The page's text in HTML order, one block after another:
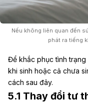
Nếu không liên quan đến
phát ra tiếng
Để khắc phục tình
khi sinh hoặc cả chưa
cách sau đây.
5.1 Thay đổi tư